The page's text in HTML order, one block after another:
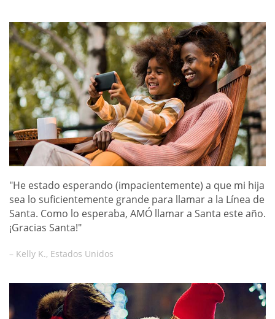
"He estado esperando (impacientemente) a que mi hija
sea lo suficientemente grande para llamar a la Línea de
Santa. Como lo esperaba, AMÓ llamar a Santa este año.
¡Gracias Santa!"
– Kelly K., Estados Unidos